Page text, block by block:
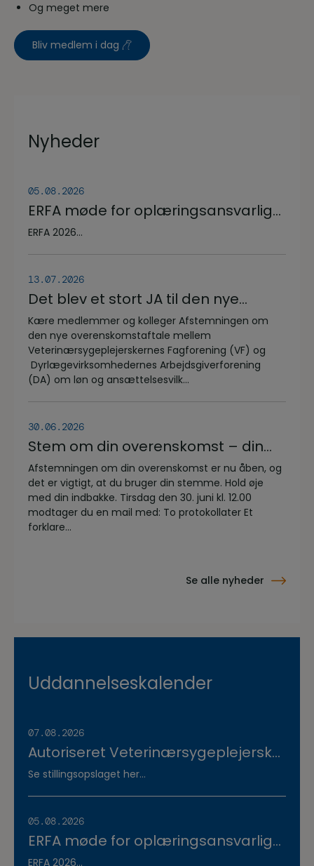
Og meget mere
Bliv medlem i dag
Nyheder
05.08.2026
ERFA møde for oplæringsansvarlige
på veterinærsygeplejerske
ERFA 2026...
13.07.2026
Det blev et stort JA til den nye
overenskomstaftale
Kære medlemmer og kolleger Afstemningen om
den nye overenskomstaftale mellem
Veterinærsygeplejerskernes Fagforening (VF) og
Dyrlægevirksomhedernes Arbejdsgiverforening
(DA) om løn og ansættelsesvilk...
30.06.2026
Stem om din overenskomst – din
stemme er vigtig!
Afstemningen om din overenskomst er nu åben, og
det er vigtigt, at du bruger din stemme. Hold øje
med din indbakke. Tirsdag den 30. juni kl. 12.00
modtager du en mail med: To protokollater Et
forklare...
Se alle nyheder
Uddannelseskalender
07.08.2026
Autoriseret Veterinærsygeplejerske
søges til fuldtidsstilling hos
Se stillingsopslaget her...
05.08.2026
ERFA møde for oplæringsansvarlige
på veterinærsygeplejerske
ERFA 2026...